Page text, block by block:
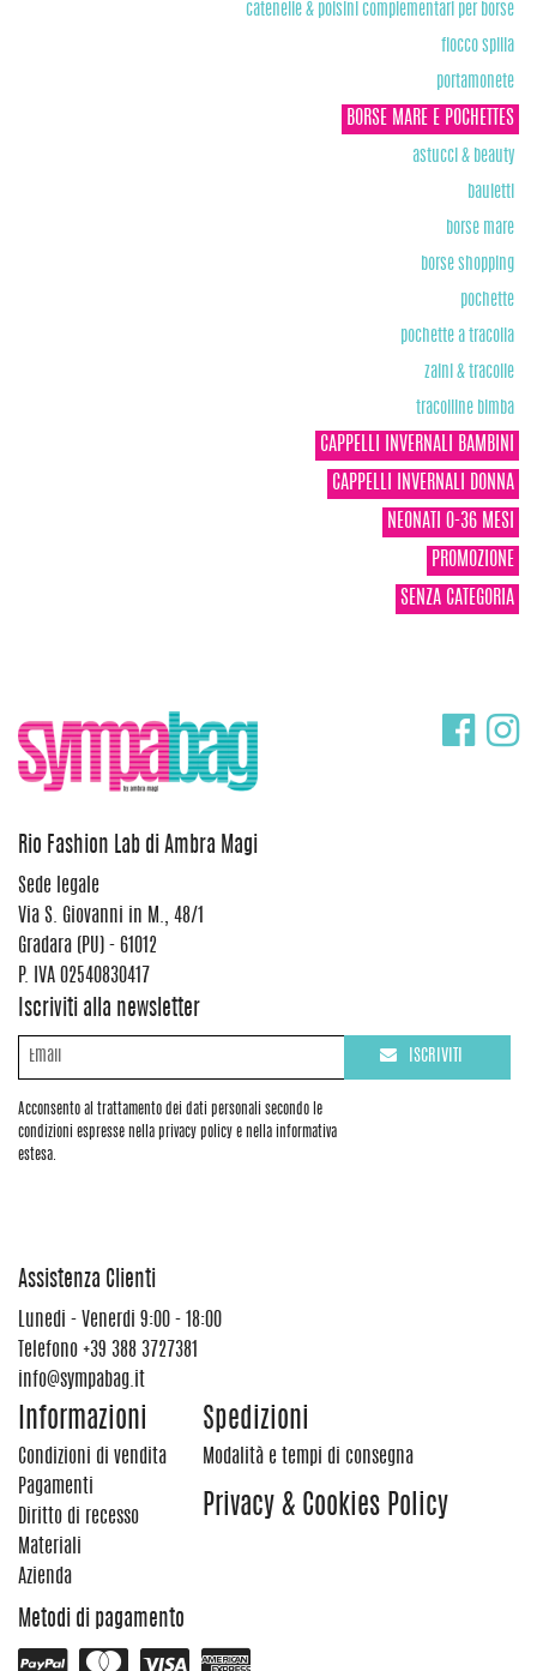
catenelle & polsini complementari per borse
fiocco spilla
portamonete
BORSE MARE E POCHETTES
astucci & beauty
bauletti
borse mare
borse shopping
pochette
pochette a tracolla
zaini & tracolle
tracolline bimba
CAPPELLI INVERNALI BAMBINI
CAPPELLI INVERNALI DONNA
NEONATI 0-36 MESI
PROMOZIONE
SENZA CATEGORIA
Rio Fashion Lab di Ambra Magi
Sede legale
Via S. Giovanni in M., 48/1
Gradara (PU) - 61012
P. IVA 02540830417
Iscriviti alla newsletter
Acconsento al trattamento dei dati personali secondo le
condizioni espresse nella privacy policy e nella informativa
estesa.
ISCRIVITI
Assistenza Clienti
Lunedi - Venerdi 9:00 - 18:00
Telefono +39 388 3727381
info@sympabag.it
Informazioni
Condizioni di vendita
Pagamenti
Diritto di recesso
Materiali
Azienda
Spedizioni
Modalità e tempi di consegna
Privacy & Cookies Policy
Metodi di pagamento